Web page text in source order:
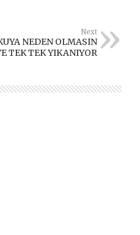
Next
NEDEN OLMASIN
TEK TEK YIKANIYOR